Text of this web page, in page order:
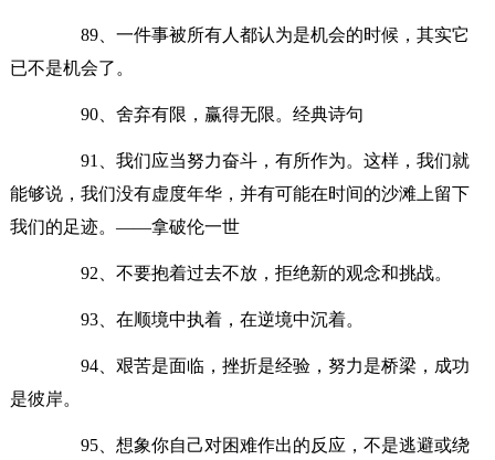
89、一件事被所有人都认为是机会的时候，其实它
已不是机会了。
90、舍弃有限，赢得无限。经典诗句
91、我们应当努力奋斗，有所作为。这样，我们就
能够说，我们没有虚度年华，并有可能在时间的沙滩上留下
我们的足迹。——拿破伦一世
92、不要抱着过去不放，拒绝新的观念和挑战。
93、在顺境中执着，在逆境中沉着。
94、艰苦是面临，挫折是经验，努力是桥梁，成功
是彼岸。
95、想象你自己对困难作出的反应，不是逃避或绕